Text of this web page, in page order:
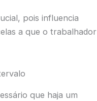
pois influencia
a que o trabalhador
que haja um